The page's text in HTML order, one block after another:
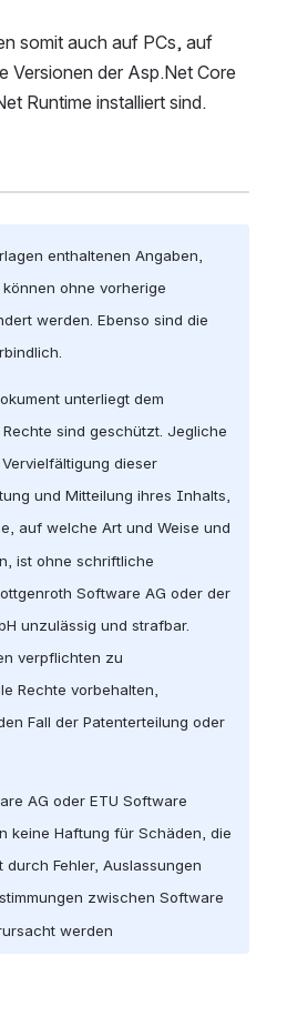
somit auch auf PCs, auf
Versionen der Asp.Net Core
Runtime installiert sind.
enthaltenen Angaben,
ohne vorherige
werden. Ebenso sind die
unterliegt dem
sind geschützt. Jegliche
dieser
und Mitteilung ihres Inhalts,
auf welche Art und Weise und
ist ohne schriftliche
Software AG oder der
unzulässig und strafbar.
verpflichten zu
Rechte vorbehalten,
Fall der Patenterteilung oder
AG oder ETU Software
keine Haftung für Schäden, die
Fehler, Auslassungen
zwischen Software
werden